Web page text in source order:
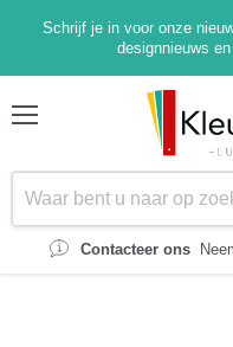
Schrijf je in voor onze
designnieuws
Contacteer ons